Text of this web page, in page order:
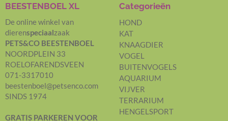
Categorieën
HOND
KAT
KNAAGDIER
VOGEL
BUITENVOGELS
AQUARIUM
VIJVER
TERRARIUM
HENGELSPORT
BEESTENBOEL XL
De online winkel van
dierenspeciaalzaak
PETS&CO BEESTENBOEL
NOORDPLEIN 33
ROELOFARENDSVEEN
071-3317010
beestenboel@petsenco.com
SINDS 1974
GRATIS PARKEREN VOOR